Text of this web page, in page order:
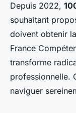
Marius• 4
Depuis 2022,
souhaitant
doivent obtenir
France
transforme
professionnelle.
naviguer